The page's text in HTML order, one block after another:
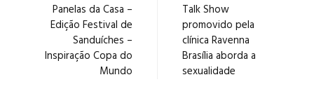
Panelas da Casa –
Edição Festival de
Sanduíches –
Inspiração Copa do
Mundo
Talk Show
promovido pela
clínica Ravenna
Brasília aborda a
sexualidade